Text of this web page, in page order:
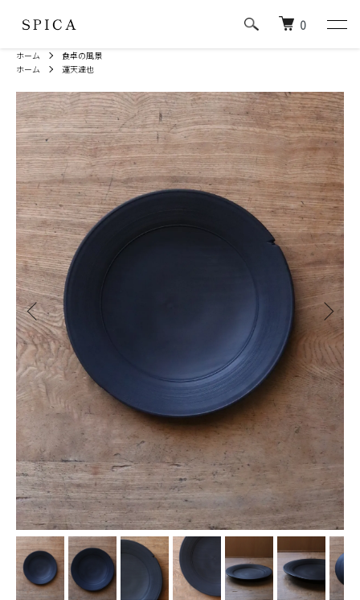
0
ホーム
食卓の風景
ホーム
運天達也